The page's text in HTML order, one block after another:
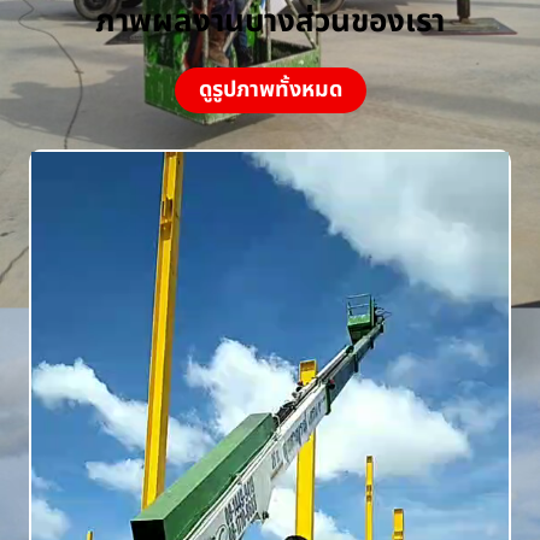
ภาพผลงานบางส่วนของเรา
ดูรูปภาพทั้งหมด